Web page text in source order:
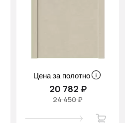
Цена за полотно
20 782 ₽
24 450 ₽